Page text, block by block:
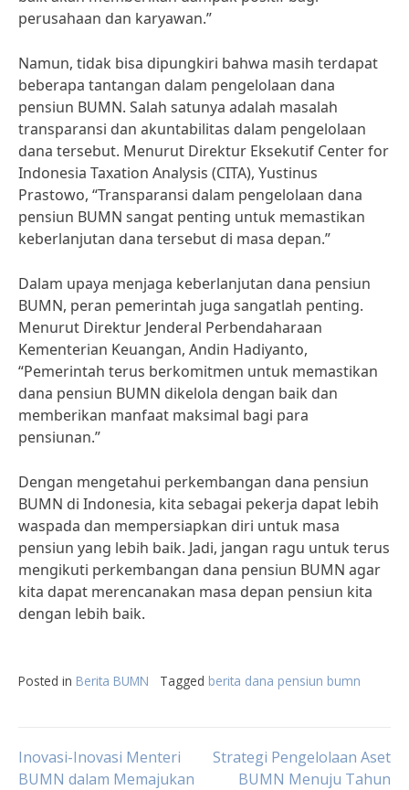
perusahaan dan karyawan.”
Namun, tidak bisa dipungkiri bahwa masih terdapat
beberapa tantangan dalam pengelolaan dana
pensiun BUMN. Salah satunya adalah masalah
transparansi dan akuntabilitas dalam pengelolaan
dana tersebut. Menurut Direktur Eksekutif Center for
Indonesia Taxation Analysis (CITA), Yustinus
Prastowo, “Transparansi dalam pengelolaan dana
pensiun BUMN sangat penting untuk memastikan
keberlanjutan dana tersebut di masa depan.”
Dalam upaya menjaga keberlanjutan dana pensiun
BUMN, peran pemerintah juga sangatlah penting.
Menurut Direktur Jenderal Perbendaharaan
Kementerian Keuangan, Andin Hadiyanto,
“Pemerintah terus berkomitmen untuk memastikan
dana pensiun BUMN dikelola dengan baik dan
memberikan manfaat maksimal bagi para
pensiunan.”
Dengan mengetahui perkembangan dana pensiun
BUMN di Indonesia, kita sebagai pekerja dapat lebih
waspada dan mempersiapkan diri untuk masa
pensiun yang lebih baik. Jadi, jangan ragu untuk terus
mengikuti perkembangan dana pensiun BUMN agar
kita dapat merencanakan masa depan pensiun kita
dengan lebih baik.
Posted in Berita BUMN Tagged berita dana pensiun bumn
Post
Inovasi-Inovasi Menteri
BUMN dalam Memajukan
Strategi Pengelolaan Aset
BUMN Menuju Tahun